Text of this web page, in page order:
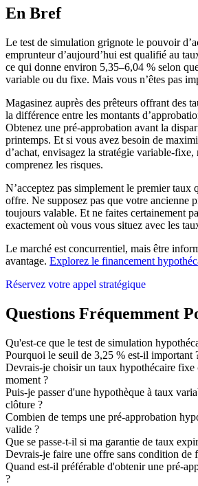
En Bref
Le test de simulation grignote le pouvoir
emprunteur d’aujourd’hui est qualifié au
ce qui donne environ 5,35–6,04 % selon
variable ou du fixe. Mais vous n’êtes pas
Magasinez auprès des prêteurs offrant des
la différence entre les montants
Obtenez une pré-approbation avant la
printemps. Et si vous avez besoin de
d’achat, envisagez la stratégie variable-fixe,
comprenez les risques.
N’acceptez pas simplement le premier taux
offre. Ne supposez pas que votre ancienne
toujours valable. Et ne faites certainement
exactement où vous vous situez avec les
Le marché est concurrentiel, mais être
avantage. Explorez le financement
Réservez votre appel stratégique
Questions Fréquemment
Qu'est-ce que le test de simulation
Pourquoi le seuil de 3,25 % est-il important
Devrais-je choisir un taux hypothécaire fixe
moment ?
Puis-je passer d'une hypothèque à taux
clôture ?
Combien de temps une pré-approbation
valide ?
Que se passe-t-il si ma garantie de taux
Devrais-je faire une offre sans condition de
Quand est-il préférable d'obtenir une pré-
?